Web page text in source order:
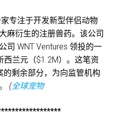
专注于开发新型伴侣动物
麻衍生的注册兽药。该公司
司 WNT Ventures 领投的一
西兰元（$1.2M）。这笔资
的剩余部分，为向监管机构
(全球宠物